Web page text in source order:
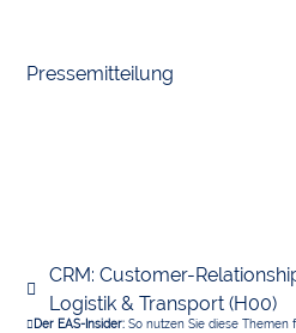
Pressemitteilung
CRM: Customer-
Logistik & Transport (H00)
Der EAS-Insider: So nutzen Sie diese